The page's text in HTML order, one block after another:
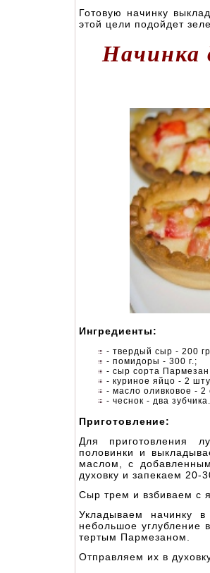
Готовую начинку
этой цели подойдет
Начинка
Ингредиенты:
- твердый сыр - 200
- помидоры - 300 г.;
- сыр сорта Пармезан
- куриное яйцо - 2
- масло оливковое -
- чеснок - два зубчика.
Приготовление:
Для приготовления
половинки и
маслом, с
духовку и запекаем 20-
Сыр трем и взбиваем с
Укладываем начинку
небольшое углубление
тертым Пармезаном.
Отправляем их в